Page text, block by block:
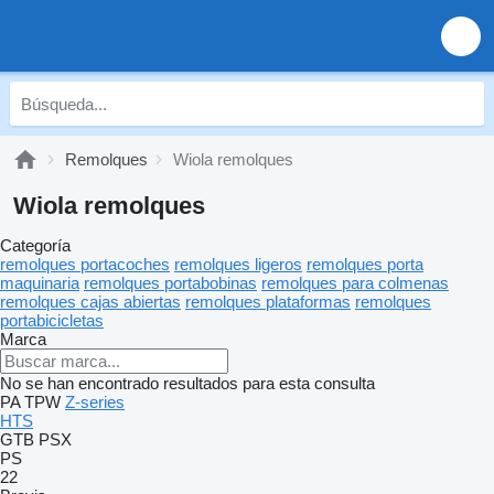
Remolques Wiola remolques
Wiola remolques
Categoría
remolques portacoches remolques ligeros remolques porta
maquinaria remolques portabobinas remolques para colmenas
remolques cajas abiertas remolques plataformas remolques
portabicicletas
Marca
No se han encontrado resultados para esta consulta
PA TPW Z-series
HTS
GTB PSX
PS
22